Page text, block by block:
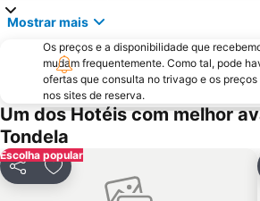
Praça do Rossio
Ecomuseu da Serra da Lousã
Praia
Complexo de Piscinas Rui Abreu
Praia
Arco romano da Bobadela
Fraga da
Pavilhão Gimnodesportivo de Serpins
Quinta Vale do Pousado
Estádio
Jardim Botânico da Universidade de Coimbra
Mostrar mais
Os preços e a disponibilidade que
mudam frequentemente. Como tal, pode
ofertas que consulta no trivago e os
nos sites de reserva.
Um dos Hotéis com melhor
Tondela
Escolha popular
PartilharAdicionar aos favoritos